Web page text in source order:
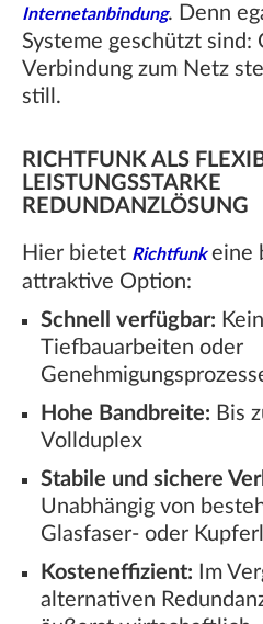
Internetanbindung. Denn
Systeme geschützt sind:
Verbindung zum Netz
still.
RICHTFUNK ALS
LEISTUNGSSTARKE
REDUNDANZLÖSUNG
Hier bietet Richtfunk eine
attraktive Option:
Schnell verfügbar:
Tiefbauarbeiten oder
Hohe Bandbreite: Bis
Vollduplex
Stabile und sichere
Unabhängig von
Glasfaser- oder
Kosteneffizient: Im
alternativen